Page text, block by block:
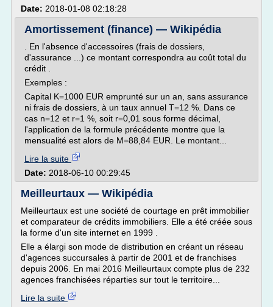
Date: 2018-01-08 02:18:28
Amortissement (finance) — Wikipédia
. En l'absence d'accessoires (frais de dossiers,
d'assurance ...) ce montant correspondra au coût total du
crédit .
Exemples :
Capital K=1000 EUR emprunté sur un an, sans assurance
ni frais de dossiers, à un taux annuel T=12 %. Dans ce
cas n=12 et r=1 %, soit r=0,01 sous forme décimal,
l'application de la formule précédente montre que la
mensualité est alors de M=88,84 EUR. Le montant...
Lire la suite
Date: 2018-06-10 00:29:45
Meilleurtaux — Wikipédia
Meilleurtaux est une société de courtage en prêt immobilier
et comparateur de crédits immobiliers. Elle a été créée sous
la forme d'un site internet en 1999 .
Elle a élargi son mode de distribution en créant un réseau
d'agences succursales à partir de 2001 et de franchises
depuis 2006. En mai 2016 Meilleurtaux compte plus de 232
agences franchisées réparties sur tout le territoire...
Lire la suite